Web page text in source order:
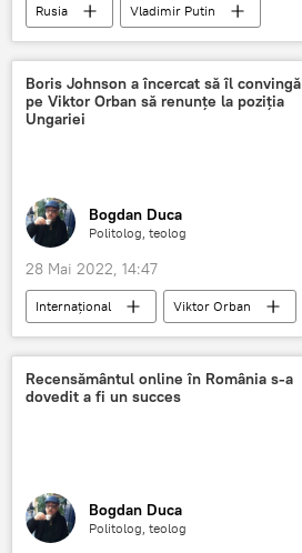
Rusia
Vladimir Putin
Situatia din Ucraina
Boris Johnson a încercat să îl convingă
pe Viktor Orban să renunțe la poziția
Ungariei
Bogdan Duca
Politolog, teolog
28 Mai 2022, 14:47
Internaţional
Viktor Orban
Boris Johnson
Recensământul online în România s-a
dovedit a fi un succes
Bogdan Duca
Politolog, teolog